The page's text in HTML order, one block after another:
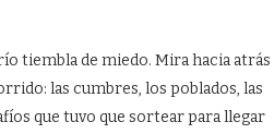
tiembla de miedo. Mira hacia atrás
las cumbres, los poblados, las
que tuvo que sortear para llegar